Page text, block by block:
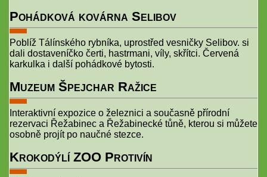
Pohádková kovárna Selibov
Poblíž Tálínského rybníka, uprostřed vesničky Selibov. si
dali dostaveníčko čerti, hastrmani, víly, skřítci. Červená
karkulka i další pohádkové bytosti.
Muzeum Špejchar Ražice
Interaktivní expozice o železnici a současně přírodní
rezervaci Řežabinec a Řežabinecké tůně, kterou si můžete
osobně projít po naučné stezce.
Krokodýlí ZOO Protivín